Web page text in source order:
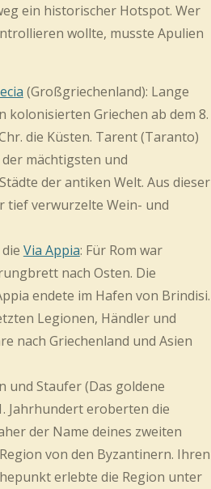
ein historischer Hotspot. Wer
wollte, musste Apulien
(Großgriechenland): Lange
kolonisierten Griechen ab dem 8.
die Küsten. Tarent (Taranto)
mächtigsten und
der antiken Welt. Aus dieser
tief verwurzelte Wein- und
Via Appia: Für Rom war
nach Osten. Die
endete im Hafen von Brindisi.
Legionen, Händler und
nach Griechenland und Asien
und Staufer (Das goldene
Jahrhundert eroberten die
der Name deines zweiten
von den Byzantinern. Ihren
erlebte die Region unter